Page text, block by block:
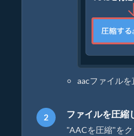
aacファイル
ファイルを圧縮
"AACを圧縮"を